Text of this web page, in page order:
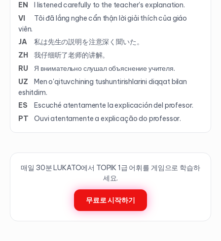
EN
I listened carefully to the teacher's explanation.
VI
Tôi đã lắng nghe cẩn thận lời giải thích của giáo
viên.
JA
私は先生の説明を注意深く聞いた。
ZH
我仔细听了老师的讲解。
RU
Я внимательно слушал объяснение учителя.
UZ
Men o'qituvchining tushuntirishlarini diqqat bilan
eshitdim.
ES
Escuché atentamente la explicación del profesor.
PT
Ouvi atentamente a explicação do professor.
매일 30분 LUKATO에서 TOPIK 1급 어휘를 게임으로 학습하
세요.
무료로 시작하기